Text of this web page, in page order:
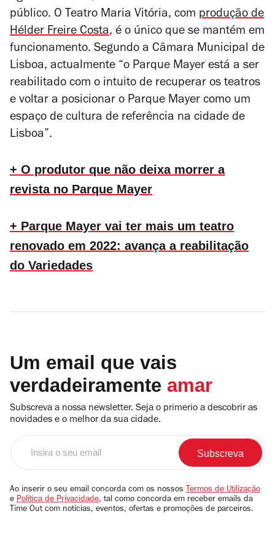
público. O Teatro Maria Vitória, com produção de
Hélder Freire Costa, é o único que se mantém em
funcionamento. Segundo a Câmara Municipal de
Lisboa, actualmente “o Parque Mayer está a ser
reabilitado com o intuito de recuperar os teatros
e voltar a posicionar o Parque Mayer como um
espaço de cultura de referência na cidade de
Lisboa”.
+ O produtor que não deixa morrer a
revista no Parque Mayer
+ Parque Mayer vai ter mais um teatro
renovado em 2022: avança a reabilitação
do Variedades
Um email que vais
verdadeiramente amar
Subscreva a nossa newsletter. Seja o primerio a descobrir as
novidades e o melhor da sua cidade.
email
Ao inserir o seu email concorda com os nossos Termos de Utilização
e Política de Privacidade, tal como concorda em receber emails da
Time Out com notícias, eventos, ofertas e promoções de parceiros.